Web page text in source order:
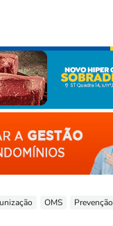
OMS Prevenção